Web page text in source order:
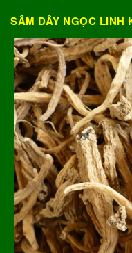
SÂM DÂY NGỌC LINH